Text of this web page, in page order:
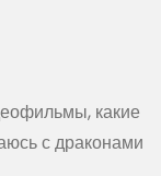
какие
с драконами